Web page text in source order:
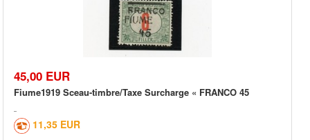
45,00 EUR
Fiume1919 Sceau-timbre/Taxe Surcharge « FRANCO 45
11,35 EUR